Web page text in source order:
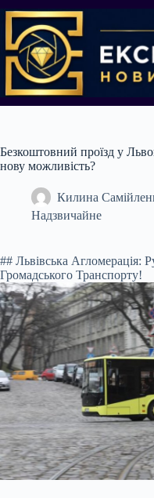
до
вмісту
Безкоштовний проїзд у
нову можливість?
Килина
Надзвичайне
## Львівська Агломерація:
Громадського Транспорту!